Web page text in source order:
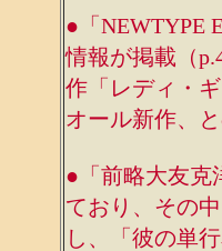
●「NEWTYPE
情報が掲載（
作「レディ・
オール新作、
●「前略大友克
ており、その
し、「彼の単